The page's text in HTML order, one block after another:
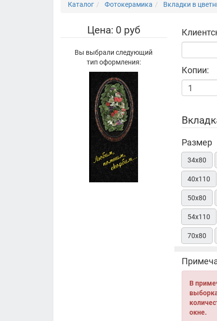
Каталог Фотокерамика Вкладки в
Цена: 0 руб
Вы выбрали следующий
тип оформления:
Копии:
Размер
34х80
40х110
50х80
54х110
70х80
В
окне.